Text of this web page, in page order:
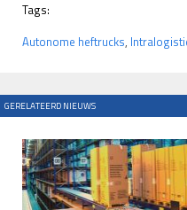
Tags:
Autonome heftrucks,
GERELATEERD NIEUWS